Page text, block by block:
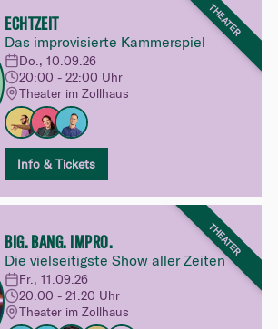
THEATER
ECHTZEIT
Das improvisierte Kammerspiel
Do., 10.09.26
20:00 - 22:00 Uhr
Theater im Zollhaus
Info & Tickets
THEATER
BIG. BANG. IMPRO.
Die vielseitigste Show aller Zeiten
Fr., 11.09.26
20:00 - 21:20 Uhr
Theater im Zollhaus